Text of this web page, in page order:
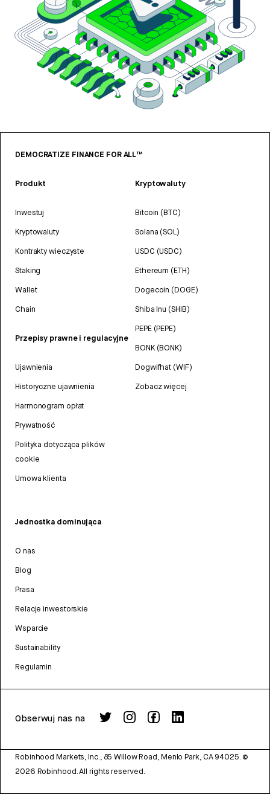
DEMOCRATIZE FINANCE FOR ALL™
Produkt
Inwestuj
Kryptowaluty
Kontrakty wieczyste
Staking
Wallet
Chain
Przepisy prawne i regulacyjne
Ujawnienia
Historyczne ujawnienia
Harmonogram opłat
Prywatność
Polityka dotycząca plików
cookie
Umowa klienta
Kryptowaluty
Bitcoin (BTC)
Solana (SOL)
USDC (USDC)
Ethereum (ETH)
Dogecoin (DOGE)
Shiba Inu (SHIB)
PEPE (PEPE)
BONK (BONK)
Dogwifhat (WIF)
Zobacz więcej
Jednostka dominująca
O nas
Blog
Prasa
Relacje inwestorskie
Wsparcie
Sustainability
Regulamin
Obserwuj nas na
Robinhood Markets, Inc., 85 Willow Road, Menlo Park, CA 94025. ©
2026 Robinhood. All rights reserved.